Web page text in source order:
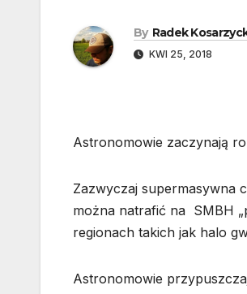
By Radek
KWI 25, 2018
Astronomowie zaczynają
Zazwyczaj supermasywna
można natrafić na SMBH
regionach takich jak halo
Astronomowie